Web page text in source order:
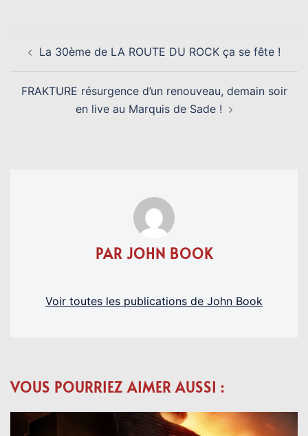
D’ARTICLE
La 30ème de LA ROUTE DU ROCK ça se fête !
FRAKTURE résurgence d’un renouveau, demain soir
en live au Marquis de Sade !
PAR JOHN BOOK
Voir toutes les publications de John Book
VOUS POURRIEZ AIMER AUSSI :